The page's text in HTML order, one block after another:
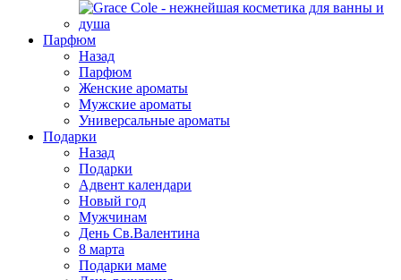
Парфюм
Назад
Парфюм
Женские ароматы
Мужские ароматы
Универсальные ароматы
Подарки
Назад
Подарки
Адвент календари
Новый год
Мужчинам
День Св.Валентина
8 марта
Подарки маме